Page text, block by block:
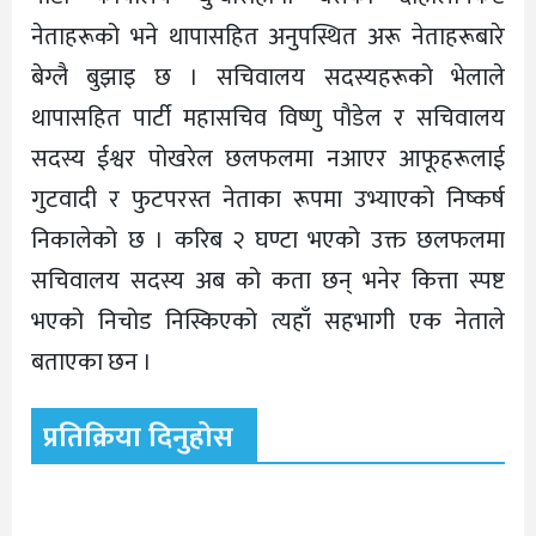
नेताहरूको भने थापासहित अनुपस्थित अरू नेताहरूबारे
बेग्लै बुझाइ छ । सचिवालय सदस्यहरूको भेलाले
थापासहित पार्टी महासचिव विष्णु पौडेल र सचिवालय
सदस्य ईश्वर पोखरेल छलफलमा नआएर आफूहरूलाई
गुटवादी र फुटपरस्त नेताका रूपमा उभ्याएको निष्कर्ष
निकालेको छ । करिब २ घण्टा भएको उक्त छलफलमा
सचिवालय सदस्य अब को कता छन् भनेर कित्ता स्पष्ट
भएको निचोड निस्किएको त्यहाँ सहभागी एक नेताले
बताएका छन ।
प्रतिक्रिया दिनुहोस